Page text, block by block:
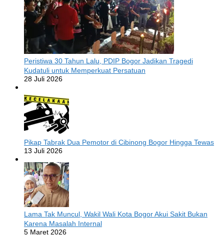
Peristiwa 30 Tahun Lalu, PDIP Bogor Jadikan Tragedi
Kudatuli untuk Memperkuat Persatuan
28 Juli 2026
Pikap Tabrak Dua Pemotor di Cibinong Bogor Hingga Tewas
13 Juli 2026
Lama Tak Muncul, Wakil Wali Kota Bogor Akui Sakit Bukan
Karena Masalah Internal
5 Maret 2026